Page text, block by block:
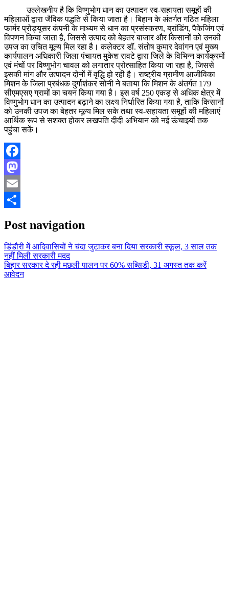
उल्लेखनीय है कि विष्णुभोग धान का उत्पादन स्व-सहायता समूहों की
महिलाओं द्वारा जैविक पद्धति से किया जाता है। बिहान के अंतर्गत गठित महिला
फार्मर प्रोड्यूसर कंपनी के माध्यम से धान का प्रसंस्करण, ब्रांडिंग, पैकेजिंग एवं
विपणन किया जाता है, जिससे उत्पाद को बेहतर बाजार और किसानों को उनकी
उपज का उचित मूल्य मिल रहा है। कलेक्टर डॉ. संतोष कुमार देवांगन एवं मुख्य
कार्यपालन अधिकारी जिला पंचायत मुकेश रावटे द्वारा जिले के विभिन्न कार्यक्रमों
एवं मंचों पर विष्णुभोग चावल को लगातार प्रोत्साहित किया जा रहा है, जिससे
इसकी मांग और उत्पादन दोनों में वृद्धि हो रही है। राष्ट्रीय ग्रामीण आजीविका
मिशन के जिला प्रबंधक दुर्गाशंकर सोनी ने बताया कि मिशन के अंतर्गत 179
सीएमएसए ग्रामों का चयन किया गया है। इस वर्ष 250 एकड़ से अधिक क्षेत्र में
विष्णुभोग धान का उत्पादन बढ़ाने का लक्ष्य निर्धारित किया गया है, ताकि किसानों
को उनकी उपज का बेहतर मूल्य मिल सके तथा स्व-सहायता समूहों की महिलाएं
आर्थिक रूप से सशक्त होकर लखपति दीदी अभियान को नई ऊंचाइयों तक
पहुंचा सकें।
Facebook
Mastodon
Email
Post navigation
डिंडौरी में आदिवासियों ने चंदा जुटाकर बना दिया सरकारी स्कूल, 3 साल तक
नहीं मिली सरकारी मदद
बिहार सरकार दे रही मछली पालन पर 60% सब्सिडी, 31 अगस्त तक करें
आवेदन